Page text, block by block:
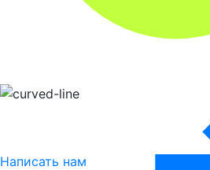
Написать нам